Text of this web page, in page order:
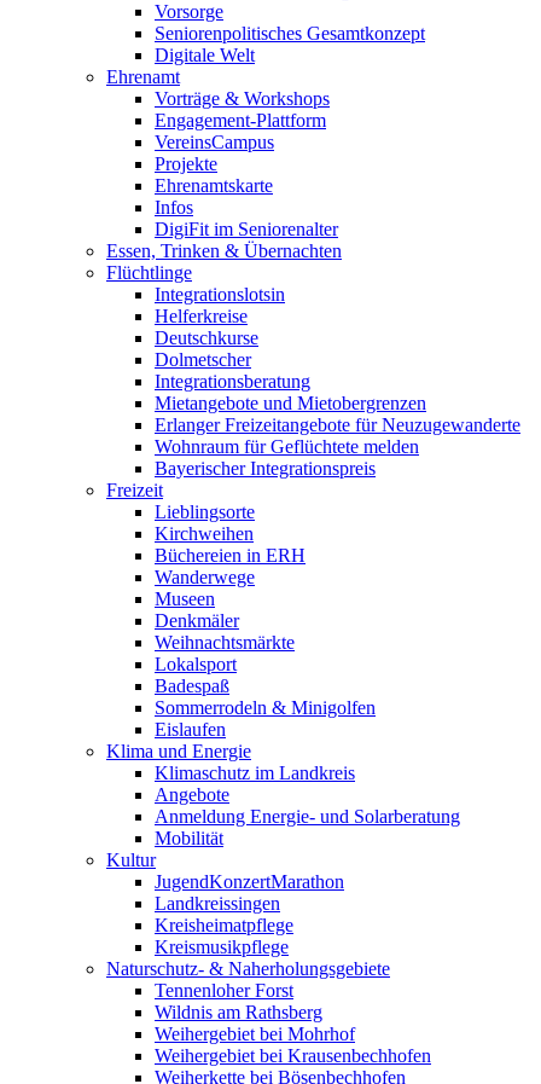
Vorsorge
Seniorenpolitisches Gesamtkonzept
Digitale Welt
Ehrenamt
Vorträge & Workshops
Engagement-Plattform
VereinsCampus
Projekte
Ehrenamtskarte
Infos
DigiFit im Seniorenalter
Essen, Trinken & Übernachten
Flüchtlinge
Integrationslotsin
Helferkreise
Deutschkurse
Dolmetscher
Integrationsberatung
Mietangebote und Mietobergrenzen
Erlanger Freizeitangebote für Neuzugewanderte
Wohnraum für Geflüchtete melden
Bayerischer Integrationspreis
Freizeit
Lieblingsorte
Kirchweihen
Büchereien in ERH
Wanderwege
Museen
Denkmäler
Weihnachtsmärkte
Lokalsport
Badespaß
Sommerrodeln & Minigolfen
Eislaufen
Klima und Energie
Klimaschutz im Landkreis
Angebote
Anmeldung Energie- und Solarberatung
Mobilität
Kultur
JugendKonzertMarathon
Landkreissingen
Kreisheimatpflege
Kreismusikpflege
Naturschutz- & Naherholungsgebiete
Tennenloher Forst
Wildnis am Rathsberg
Weihergebiet bei Mohrhof
Weihergebiet bei Krausenbechhofen
Weiherkette bei Bösenbechhofen